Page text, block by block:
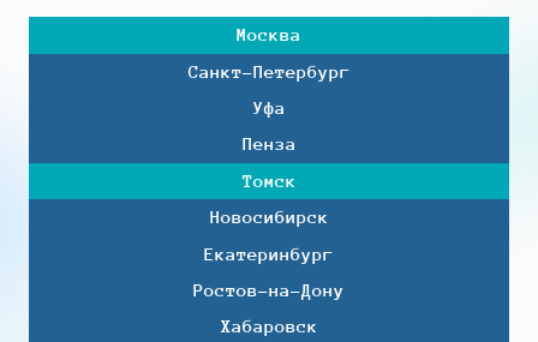
Москва
Санкт-Петербург
Уфа
Пенза
Томск
Новосибирск
Екатеринбург
Ростов-на-Дону
Хабаровск